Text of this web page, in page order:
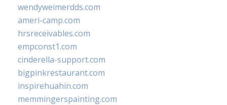
wendyweimerdds.com
ameri-camp.com
hrsreceivables.com
empconst1.com
cinderella-support.com
bigpinkrestaurant.com
inspirehuahin.com
memmingerspainting.com